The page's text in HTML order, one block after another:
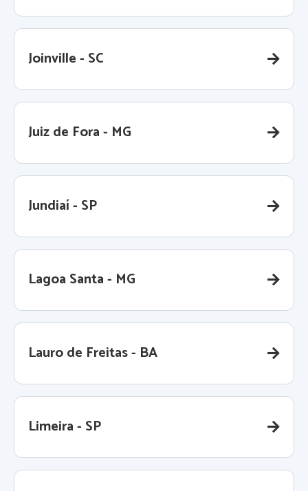
Joinville - SC
Juiz de Fora - MG
Jundiaí - SP
Lagoa Santa - MG
Lauro de Freitas - BA
Limeira - SP